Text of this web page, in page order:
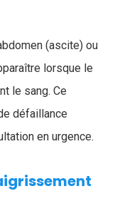
(ascite) ou
lorsque le
le sang. Ce
défaillance
en urgence.